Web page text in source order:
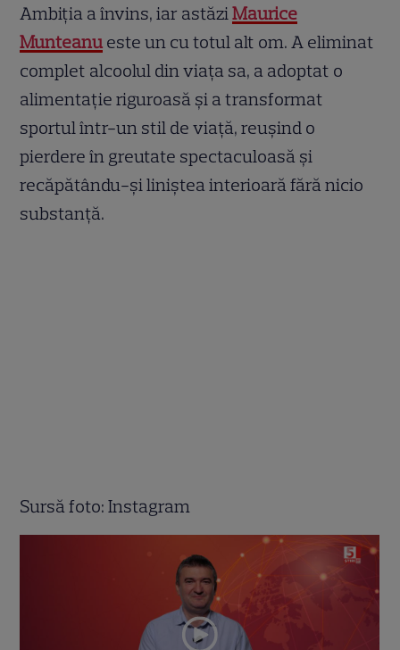
Ambiția a învins, iar astăziMaurice
Munteanu este un cu totul alt om. A eliminat
complet alcoolul din viața sa, a adoptat o
alimentație riguroasă și a transformat
sportul într-un stil de viață, reușind o
pierdere în greutate spectaculoasă și
recăpătându-și liniștea interioară fără nicio
substanță.
Sursă foto: Instagram